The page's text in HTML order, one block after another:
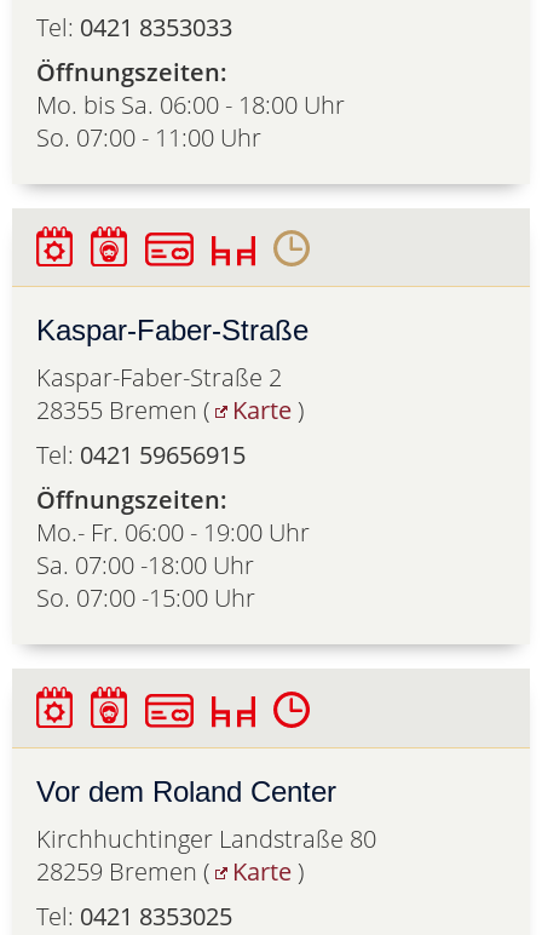
Tel: 0421 8353033
Öffnungszeiten:
Mo. bis Sa. 06:00 - 18:00 Uhr
So. 07:00 - 11:00 Uhr
Kaspar-Faber-Straße
Kaspar-Faber-Straße 2
28355 Bremen (
Karte )
Tel: 0421 59656915
Öffnungszeiten:
Mo.- Fr. 06:00 - 19:00 Uhr
Sa. 07:00 -18:00 Uhr
So. 07:00 -15:00 Uhr
Vor dem Roland Center
Kirchhuchtinger Landstraße 80
28259 Bremen (
Karte )
Tel: 0421 8353025